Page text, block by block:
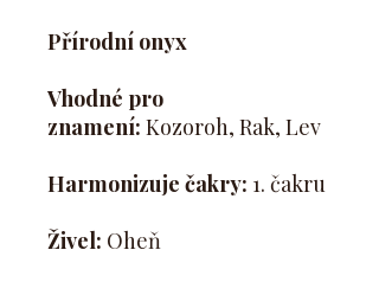
Přírodní onyx
Vhodné pro
znamení: Kozoroh, Rak, Lev
Harmonizuje čakry: 1. čakru
Živel: Oheň